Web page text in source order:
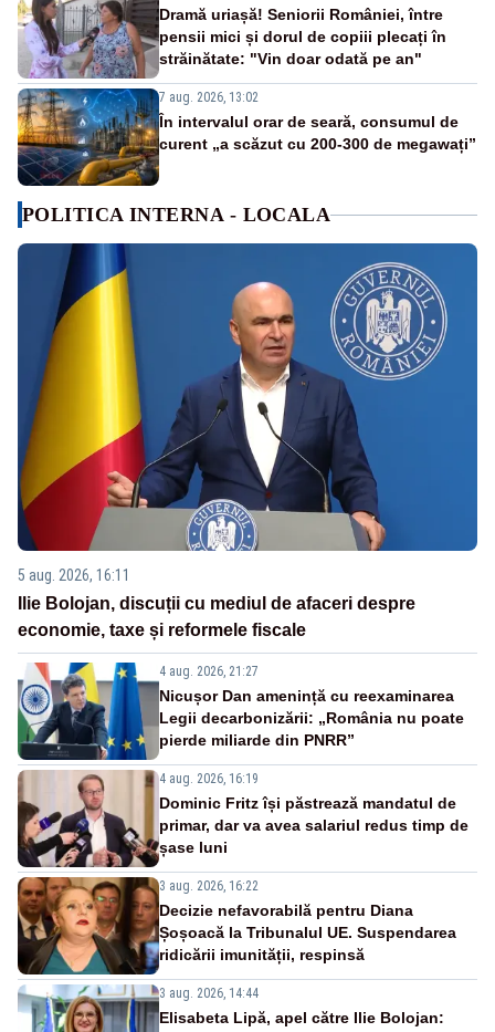
Dramă uriașă! Seniorii României, între
pensii mici și dorul de copiii plecați în
străinătate: "Vin doar odată pe an"
7 aug. 2026, 13:02
În intervalul orar de seară, consumul de
curent „a scăzut cu 200-300 de megawați”
POLITICA INTERNA - LOCALA
5 aug. 2026, 16:11
Ilie Bolojan, discuții cu mediul de afaceri despre
economie, taxe și reformele fiscale
4 aug. 2026, 21:27
Nicușor Dan amenință cu reexaminarea
Legii decarbonizării: „România nu poate
pierde miliarde din PNRR”
4 aug. 2026, 16:19
Dominic Fritz își păstrează mandatul de
primar, dar va avea salariul redus timp de
șase luni
3 aug. 2026, 16:22
Decizie nefavorabilă pentru Diana
Șoșoacă la Tribunalul UE. Suspendarea
ridicării imunității, respinsă
3 aug. 2026, 14:44
Elisabeta Lipă, apel către Ilie Bolojan: